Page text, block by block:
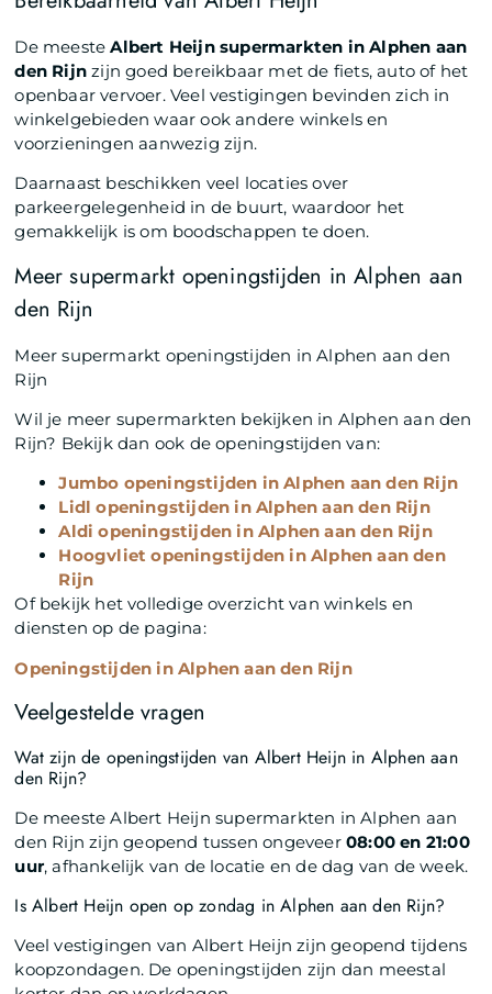
De meesteAlbert Heijn supermarkten in Alphen aan
den Rijn zijn goed bereikbaar met de fiets, auto of het
openbaar vervoer. Veel vestigingen bevinden zich in
winkelgebieden waar ook andere winkels en
voorzieningen aanwezig zijn.
Daarnaast beschikken veel locaties over
parkeergelegenheid in de buurt, waardoor het
gemakkelijk is om boodschappen te doen.
Meer supermarkt openingstijden in Alphen aan
den Rijn
Meer supermarkt openingstijden in Alphen aan den
Rijn
Wil je meer supermarkten bekijken in Alphen aan den
Rijn? Bekijk dan ook de openingstijden van:
Jumbo openingstijden in Alphen aan den Rijn
Lidl openingstijden in Alphen aan den Rijn
Aldi openingstijden in Alphen aan den Rijn
Hoogvliet openingstijden in Alphen aan den
Rijn
Of bekijk het volledige overzicht van winkels en
diensten op de pagina:
Openingstijden in Alphen aan den Rijn
Veelgestelde vragen
Wat zijn de openingstijden van Albert Heijn in Alphen aan
den Rijn?
De meeste Albert Heijn supermarkten in Alphen aan
den Rijn zijn geopend tussen ongeveer08:00 en 21:00
uur, afhankelijk van de locatie en de dag van de week.
Is Albert Heijn open op zondag in Alphen aan den Rijn?
Veel vestigingen van Albert Heijn zijn geopend tijdens
koopzondagen. De openingstijden zijn dan meestal